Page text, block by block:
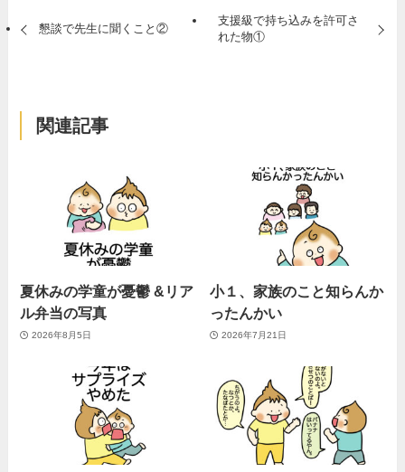
懇談で先生に聞くこと②
支援級で持ち込みを許可さ
れた物①
関連記事
夏休みの学童が憂鬱 &リア
ル弁当の写真
2026年8月5日
小１、家族のこと知らんか
ったんかい
2026年7月21日